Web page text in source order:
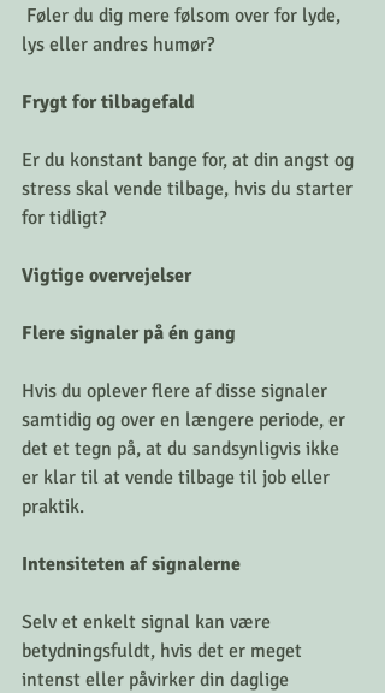
lys eller andres humør?
Frygt for tilbagefald
Er du konstant bange for, at din angst og
stress skal vende tilbage, hvis du starter
for tidligt?
Vigtige overvejelser
Flere signaler på én gang
Hvis du oplever flere af disse signaler
samtidig og over en længere periode, er
det et tegn på, at du sandsynligvis ikke
er klar til at vende tilbage til job eller
praktik.
Intensiteten af signalerne
Selv et enkelt signal kan være
betydningsfuldt, hvis det er meget
intenst eller påvirker din daglige